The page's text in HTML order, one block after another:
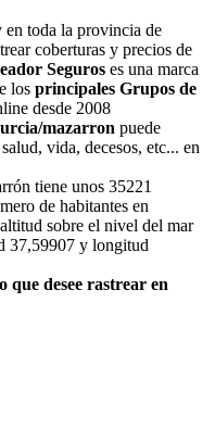
en toda la provincia de
coberturas y precios de
Seguros es una marca
los principales Grupos de
desde 2008
mazarron puede
vida, decesos, etc... en
tiene unos 35221
de habitantes en
sobre el nivel del mar
37,59907 y longitud
que desee rastrear en